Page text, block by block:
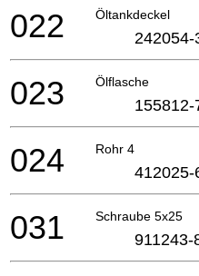
Öltankdeckel
022 242054-
Ölflasche
023 155812-
Rohr 4
024 412025-
Schraube 5x25
031 911243-